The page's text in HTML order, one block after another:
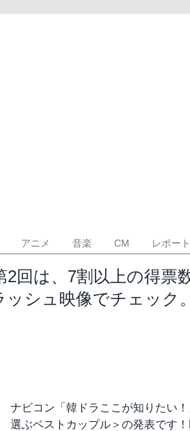
アニメ 音楽 CM レポート
2回は、7割以上の得票
シュ映像でチェック。
ナビコン「韓ドラここが知りたい
選ぶベストカップル＞の発表です